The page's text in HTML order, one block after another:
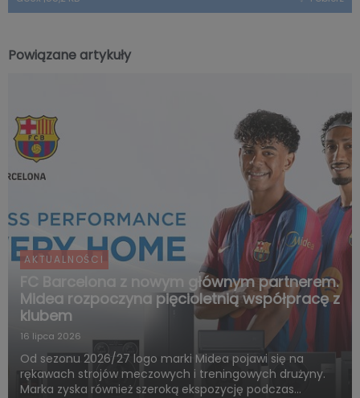
Powiązane artykuły
AKTUALNOŚCI
FC Barcelona z nowym głównym partnerem.
Midea rozpoczyna pięcioletnią współpracę z
klubem
16 lipca 2026
Od sezonu 2026/27 logo marki Midea pojawi się na
rękawach strojów meczowych i treningowych drużyny.
Marka zyska również szeroką ekspozycję podczas